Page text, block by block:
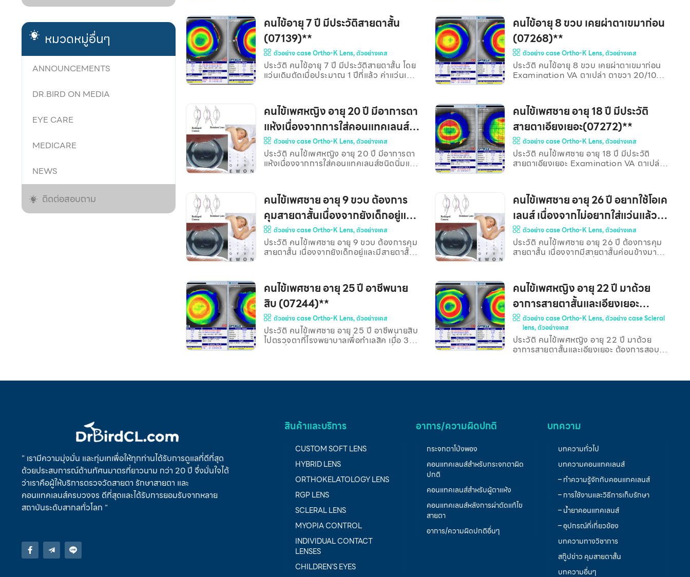
หมวดหมู่อื่นๆ
ANNOUNCEMENTS
DR.BIRD ON MEDIA
EYE CARE
MEDICARE
NEWS
ติดต่อสอบถาม
Refraction (ก่อนใช้เลนส์) ตาขวา -5.00-
0.75×177 VA 20/20-1 ตาซ้าย -5.25-
0.50×180 VA 20/20-1 หลังจากใส่โอเค
เลนส์นาน 1 เดือนแล้ววัด VA พบว่า ตาขวา
20/30-1 ตาซ้าย 20/50 คนไข้มีอาการเคือง
ตาเวลาใส่คอนแทคเลนส์ โดยให้ล้างน้ำเกลือ
ก่อนที่จะใส่คอนแทคเลนส์จึงหายเคืองตา
ตาขวา 20/200 @5 เมตร ตาซ้าย 20/200
@5 เมตร ค่าสายตาที่วัดได้ (Subjective
refraction) ตาขวา : -5.25 -0.75 x 166
VA 20/20-2 ตาซ้าย : -5.00 -0.75 x 180
VA 20/20-2 ดร.เบิร์ด จึงได้ฟิตโอเคเลนส์
หลังจากนั้น 4 เดือน วัด VA ตาขวาได้
20/20-3 ตาซ้ายได้ 20/20-1 และคนไข้ไม่มี
กระจกตา หลังใส่ Ort
คนไข้อายุ 7 ปี มีประวัติสายตาสั้น
(07139)**
ตัวอย่าง case Ortho-K Lens,ตัวอย่างเคส
ประวัติ คนไข้อายุ 7 ปี มีประวัติสายตาสั้น โดย
แว่นเดิมตัดเมื่อประมาณ 1 ปีที่แล้ว ค่าแว่นเดิม
ขวา 20/100-1 @3 เมตร ตาซ้าย 20/100-1
@3 เมตร Subjective Refraction (ก่อนใช้
เลนส์) ตาขวา : -4.00-0.50×175 VA
20/20-1 ตาซ้าย : -4.00-1.75×175 VA
20/20 หลังจากใส่โอเคเลนส์นาน 7 วัน วัด
VA ได้ 20/30 ทั้งสองตา คนไข้บอกว่าเห็นชัด
ทั้งวัน ไม่มีอาการตาแดงหรือเจ็บตา ภาพถ่าย
คนไข้อายุ 8 ขวบ เคยผ่าตาเขมาก่อน
(07268)**
ตัวอย่าง case Ortho-K Lens,ตัวอย่างเคส
ประวัติ คนไข้อายุ 8 ขวบ เคยผ่าตาเขมาก่อน
Examination VA ตาเปล่า ตาขวา 20/100-
Refraction) ตาขวา : -1.50-1.00×180
VA 20/20-1 ตาซ้าย : -3.00
VA 20/20-1 หลังจากใส่โอเคเลนส์นาน 1
เดือน พบว่าคนไข้มีการมองเห็น 20/20-2 ที่
ระยะ 6 เมตร ซึ่งถือว่ามีการมองเห็นที่ดีขึ้น
มาก ภายหลังจากนั้นอีก 1 เดือน คนไข้บอกว่า
ใส่เลนส์แล้วมีอาการเคืองตา ดร.เบิร์ด จึง
คนไข้เพศหญิง อายุ 20 ปี มีอาการตา
แห้งเนื่องจากการใส่คอนแทคเลนส์
ชนิดนิ่มและคนไข้ไม่ต้องการใส่
แว่น(07124)**
ตัวอย่าง case Ortho-K Lens,ตัวอย่างเคส
ประวัติ คนไข้เพศหญิง อายุ 20 ปี มีอาการตา
แห้งเนื่องจากการใส่คอนแทคเลนส์ชนิดนิ่มและ
20/100 @1 เมตร ค่าแว่นเดิมที่คนไข้ใส่ ตา
ขวา -6.00-1.50*174 ตาซ้าย -5.00-
1.00*180 Subjective Refraction (ก่อนใช้
เลนส์) ตาขวา -6.25-1.75*175 VA 20/20
ตาซ้าย -5.00-2.00*180 VA 20/20
ดร.เบิร์ด ได้ทำการจ่ายโอเคเลนส์แล้วติดตาม
ผล พบว่าคนไข้มีการมองเห็นที่ดีขึ้น อาการตา
แห้งหายไปทำให้เห็นแสงฟุ้งลดลง ไม่มีอาการ
คนไข้เพศชาย อายุ 18 ปี มีประวัติ
สายตาเอียงเยอะ(07272)**
ตัวอย่าง case Ortho-K Lens,ตัวอย่างเคส
ประวัติ คนไข้เพศชาย อายุ 18 ปี มีประวัติ
สายตาเอียงเยอะ Examination VA ตาเปล่า
(Subjective Refraction) ตาขวา : -4.25-
4.50×178 VA 20/20-1 ตาซ้าย : -0.25-
1.50×5 VA 20/20 ค่าโอเคเลนส์ที่จ่าย
ตาขวา -4.50-4.50×178 ตาซ้าย -0.25-
1.50×5 หลังจากใส่โอเคเลนส์นาน 2 สัปดาห์
พบว่าคนไข้มีการมองเห็น 20/20 ทั้งสองข้าง
เทียบเท่ากับสายตาคนปกติ ภาพถ่ายแผนที่
กระจกตา ก่อนใส่ OK lens ของตาขวา (ภาพ
คนไข้เพศชาย อายุ 9 ขวบ ต้องการ
คุมสายตาสั้นเนื่องจากยังเด็กอยู่และ
มีสายตาสั้นค่อนข้างมาก(06935)**
ตัวอย่าง case Ortho-K Lens,ตัวอย่างเคส
ประวัติ คนไข้เพศชาย อายุ 9 ขวบ ต้องการคุม
สายตาสั้น เนื่องจากยังเด็กอยู่และมีสายตาสั้น
@3 เมตร Subjective Refraction (ก่อนใช้
เลนส์) ตาขวา : -4.25-0.25×120 VA
20/25-3 ตาซ้าย : -4.50-0.25×175 VA
20/25-3 หลังจากใส่โอเคเลนส์นอน 8
ชั่วโมง/วัน ต่อเนื่องเป็นเวลา 7 วัน พบว่า
คนไข้สามารถอ่าน VA 20/30 @6 เมตร ทั้ง
สองตา
คนไข้เพศชาย อายุ 26 ปี อยากใช้โอเค
เลนส์ เนื่องจากไม่อยากใส่แว่นแล้ว
เพราะมีสายตาสั้นมาก (06604)**
ตัวอย่าง case Ortho-K Lens,ตัวอย่างเคส
ประวัติ คนไข้เพศชาย อายุ 26 ปี ต้องการคุม
สายตาสั้น เนื่องจากมีสายตาสั้นค่อนข้างมาก
(Blepharitis) มีหินปูนเกาะที่เยื่อบุตาขาว
(Concretion) จึงแนะนำให้ไปขูดออกกับจักษุ
แพทย์ก่อนฟิตคอนแทคเลนส์ Examination
VA ตาเปล่า ตาขวา 20/200 @1เมตร ตาซ้าย
20/200 @1เมตร ค่าแว่นเดิมของคนไข้ (ใช้
มา 4 ปีแล้ว) ตาขวา : -8.25-2.25×003 VA
20/20 ตาซ้าย : -6.75-2.25×161 VA
20/20-1 Subjective Refraction (ก่อนใช้
คนไข้เพศชาย อายุ 25 ปี อาชีพนาย
สิบ (07244)**
ตัวอย่าง case Ortho-K Lens,ตัวอย่างเคส
ประวัติ คนไข้เพศชาย อายุ 25 ปี อาชีพนายสิบ
ไปตรวจตาที่โรงพยาบาลเพื่อทำเลสิค เมื่อ 3
Examination VA ตาเปล่า ตาขวา 20/100
ซ้าย : -2.00 -1.75 x 170 VA 20/20
ดร.เบิร์ด จึงได้ทำการฟิต OK lens เนื่องจาก
ออก ปรากฎว่าการมองเห็นดีขึ้น
คนไข้เพศหญิง อายุ 22 ปี มาด้วย
อาการสายตาสั้นและเอียงเยอะ
ต้องการสอบแอร์โฮสเตส (07322)**
ตัวอย่าง case Ortho-K Lens,ตัวอย่าง case Scleral
lens,ตัวอย่างเคส
ประวัติ คนไข้เพศหญิง อายุ 22 ปี มาด้วย
อาการสายตาสั้นและเอียงเยอะ ต้องการสอบ
เรื่อยๆ Examination วัด VA ตาเปล่า ได้
2.25×180 ค่าสายที่วัดได้ (Subjective
VA 20/20 ตาซ้าย : -9.75-2.00
” เรามีความมุ่งมั่น และทุ่มเทเพื่อให้ทุกท่านได้รับการดูแลที่ดีที่สุด
ด้วยประสบการณ์ด้านทัศนมาตรที่ยาวนาม กว่า 20 ปี จึ่งมั่นใจได้
ว่าเราคือผู้ให้บริการตรวจวัดสายตา รักษาสายตา และ
คอนแทคเลนส์ครบวงจร ดีที่สุดและได้รับการยอมรับจากหลาย
สถาบันระดับสากลทั่วโลก “
สินค้าและบริการ
CUSTOM SOFT LENS
HYBRID LENS
ORTHOKELATOLOGY LENS
RGP LENS
SCLERAL LENS
MYOPIA CONTROL
INDIVIDUAL CONTACT
LENSES
CHILDREN’S EYES
อาการ/ความผิดปกติ
กระจกตาโป่งพอง
คอนแทคเลนส์สำหรับกระจกตาผิด
ปกติ
คอนแทคเลนส์สำหรับผู้ตาแห้ง
คอนแทคเลนส์หลังการผ่าตัดแก้ไข
สายตา
อาการ/ความผิดปกติอื่นๆ
บทความ
บทความทั่วไป
บทความคอนแทคเลนส์
– ทำความรู้จักกับคอนแทคเลนส์
– การใช้งานและวิธีการเก็บรักษา
– น้ำยาคอนแทคเลนส์
– อุปกรณ์ที่เกี่ยวข้อง
บทความทางวิชาการ
สกู๊ปข่าว คุมสายตาสั้น
บทความอื่นๆ